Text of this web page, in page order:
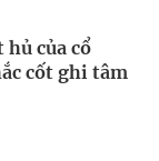
hủ của cổ
cốt ghi tâm